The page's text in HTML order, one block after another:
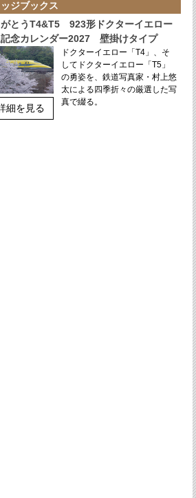
ジブックス
がとうT4&T5 923形ドクターイエロー
記念カレンダー2027 壁掛けタイプ
細を見る
ドクターイエロー「T4」、そ
してドクターイエロー「T5」
の勇姿を、鉄道写真家・村上悠
太による四季折々の厳選した写
真で綴る。